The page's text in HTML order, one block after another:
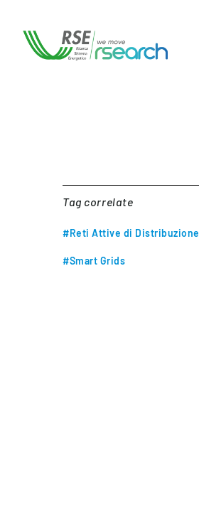
Tag correlate
#Reti Attive di Distribuzione
#Smart Grids